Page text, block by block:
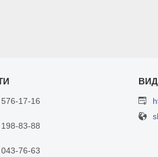
17-16
83-88
76-63